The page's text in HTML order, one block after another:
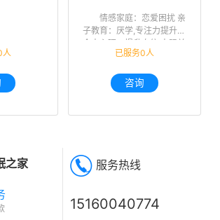
人
情感家庭：恋爱困扰 亲
子教育：厌学,专注力提升
个人心理：提升自信,人际关
系,未来迷茫,职业规划
已服务0人
咨询
之家 服务热线
15160040774